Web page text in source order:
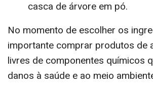
casca de árvore em pó.
No momento de escolher os
importante comprar produtos de
livres de componentes químicos
danos à saúde e ao meio